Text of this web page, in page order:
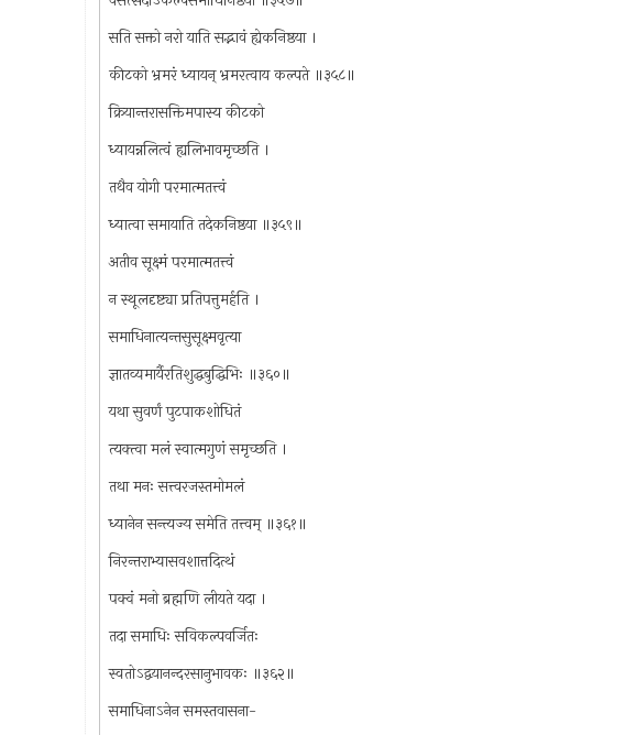
सति सक्तो नरो याति सद्भावं ह्येकनिष्ठया ।
कीटको भ्रमरं ध्यायन् भ्रमरत्वाय कल्पते ॥३५८॥
क्रियान्तरासक्तिमपास्य कीटको
ध्यायन्नलित्वं ह्यलिभावमृच्छति ।
तथैव योगी परमात्मतत्त्वं
ध्यात्वा समायाति तदेकनिष्ठया ॥३५९॥
अतीव सूक्ष्मं परमात्मतत्त्वं
न स्थूलदृष्ट्या प्रतिपत्तुमर्हति ।
समाधिनात्यन्तसुसूक्ष्मवृत्या
ज्ञातव्यमार्यैरतिशुद्धबुद्धिभिः ॥३६०॥
यथा सुवर्णं पुटपाकशोधितं
त्यक्त्वा मलं स्वात्मगुणं समृच्छति ।
तथा मनः सत्त्वरजस्तमोमलं
ध्यानेन सन्त्यज्य समेति तत्त्वम् ॥३६१॥
निरन्तराभ्यासवशात्तदित्थं
पक्वं मनो ब्रह्मणि लीयते यदा ।
तदा समाधिः सविकल्पवर्जितः
स्वतोऽद्वयानन्दरसानुभावकः ॥३६२॥
समाधिनाऽनेन समस्तवासना-